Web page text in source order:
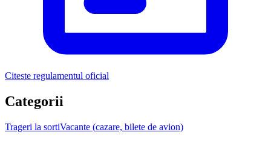
Citeste regulamentul oficial
Categorii
Trageri la sortiVacante (cazare, bilete de avion)